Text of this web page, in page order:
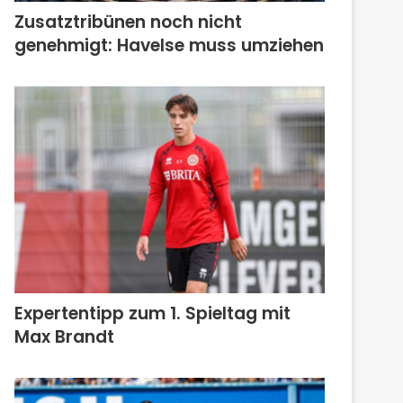
Zusatztribünen noch nicht
genehmigt: Havelse muss umziehen
Expertentipp zum 1. Spieltag mit
Max Brandt